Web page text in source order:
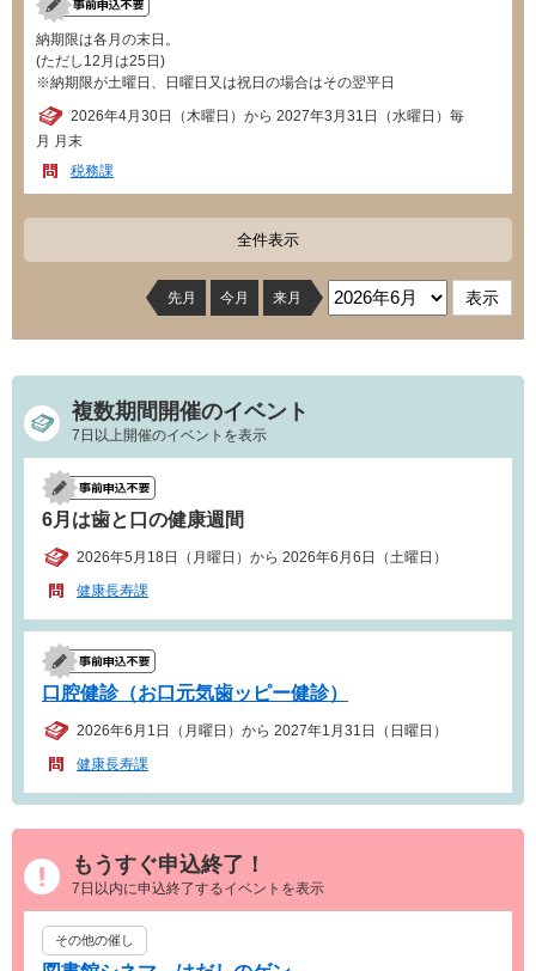
納期限は各月の末日。
(ただし12月は25日)
※納期限が土曜日、日曜日又は祝日の場合はその翌平日
2026年4月30日（木曜日）から 2027年3月31日（水曜日）毎
月 月末
税務課
全件表示
先月 今月 来月
複数期間開催のイベント
7日以上開催のイベントを表示
6月は歯と口の健康週間
2026年5月18日（月曜日）から 2026年6月6日（土曜日）
健康長寿課
口腔健診（お口元気歯ッピー健診）
2026年6月1日（月曜日）から 2027年1月31日（日曜日）
健康長寿課
もうすぐ申込終了！
7日以内に申込終了するイベントを表示
その他の催し